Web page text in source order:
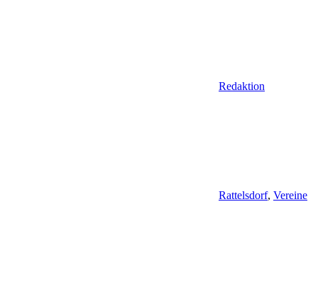
Redaktion
Rattelsdorf, Vereine